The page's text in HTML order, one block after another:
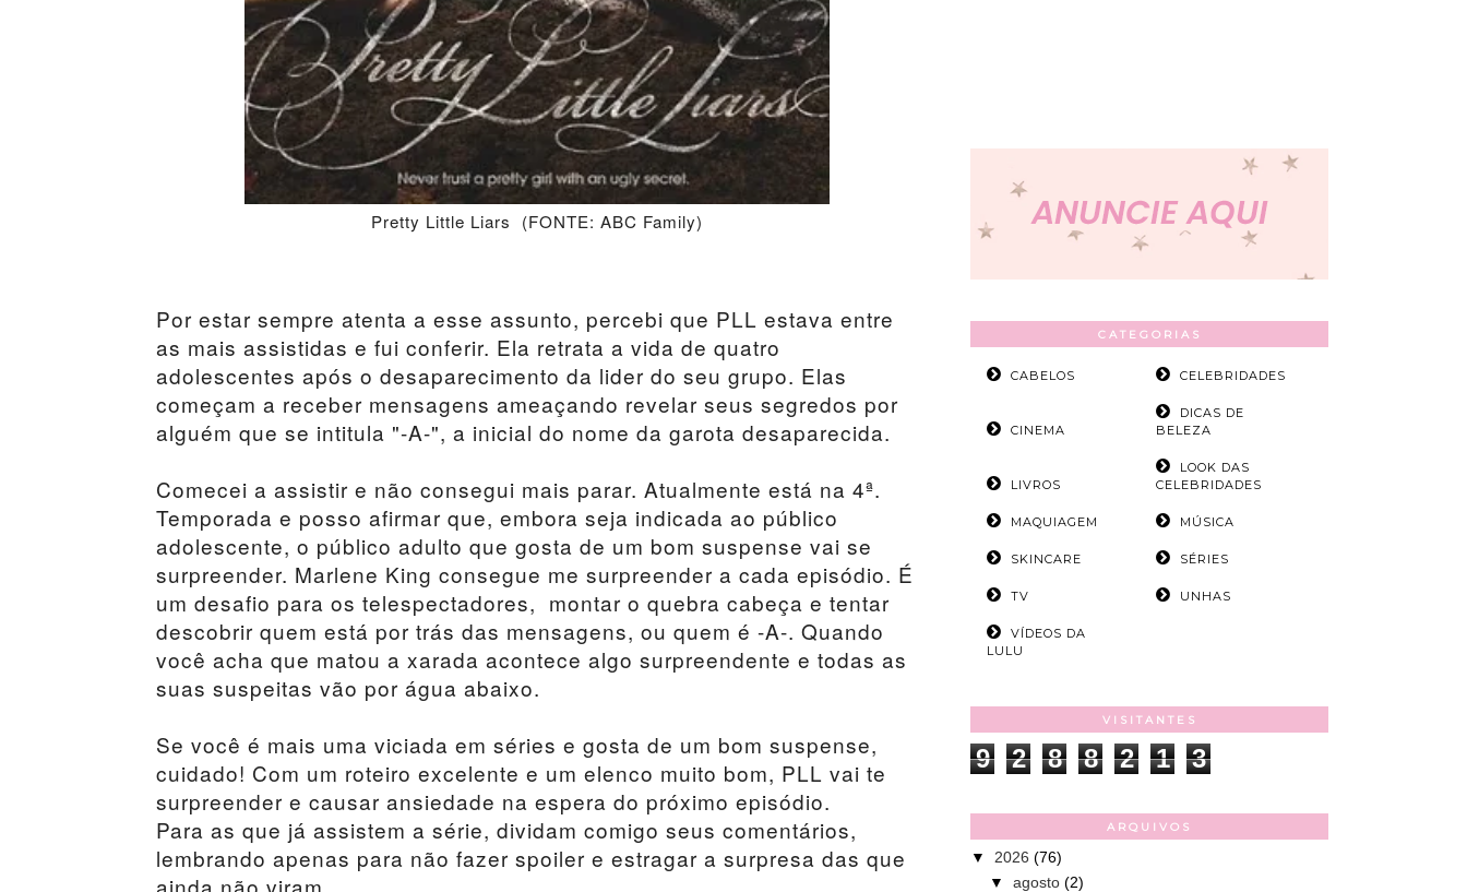
Pretty Little Liars (FONTE: ABC Family)
Por estar sempre atenta a esse assunto, percebi que PLL estava entre
as mais assistidas e fui conferir. Ela retrata a vida de quatro
adolescentes após o desaparecimento da lider do seu grupo. Elas
começam a receber mensagens ameaçando revelar seus segredos por
alguém que se intitula "-A-", a inicial do nome da garota desaparecida.
Comecei a assistir e não consegui mais parar. Atualmente está na 4ª.
Temporada e posso afirmar que, embora seja indicada ao público
adolescente, o público adulto que gosta de um bom suspense vai se
surpreender. Marlene King consegue me surpreender a cada episódio. É
um desafio para os telespectadores, montar o quebra cabeça e tentar
descobrir quem está por trás das mensagens, ou quem é -A-. Quando
você acha que matou a xarada acontece algo surpreendente e todas as
suas suspeitas vão por água abaixo.
Se você é mais uma viciada em séries e gosta de um bom suspense,
cuidado! Com um roteiro excelente e um elenco muito bom, PLL vai te
surpreender e causar ansiedade na espera do próximo episódio.
Para as que já assistem a série, dividam comigo seus comentários,
lembrando apenas para não fazer spoiler e estragar a surpresa das que
ainda não viram.
CATEGORIAS
CABELOS CELEBRIDADES
CINEMA
DICAS DE
BELEZA
LIVROS
LOOK DAS
CELEBRIDADES
MAQUIAGEM MÚSICA
SKINCARE SÉRIES
TV UNHAS
VÍDEOS DA
LULU
VISITANTES
9 2 8 8 2 1 3
ARQUIVOS
▼ 2026 (76)
▼ agosto (2)